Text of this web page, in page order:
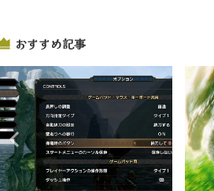
おすすめ記事